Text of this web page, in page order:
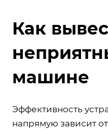
Как
машине
Эффективность
напрямую зависит